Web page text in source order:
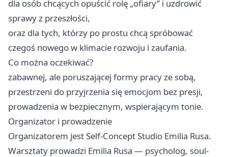
dla osób chcących opuścić rolę „ofiary” i uzdrowić
sprawy z przeszłości,
oraz dla tych, którzy po prostu chcą spróbować
czegoś nowego w klimacie rozwoju i zaufania.
Co można oczekiwać?
zabawnej, ale poruszającej formy pracy ze sobą,
przestrzeni do przyjrzenia się emocjom bez presji,
prowadzenia w bezpiecznym, wspierającym tonie.
Organizator i prowadzenie
Organizatorem jest Self-Concept Studio Emilia Rusa.
Warsztaty prowadzi Emilia Rusa — psycholog, soul-